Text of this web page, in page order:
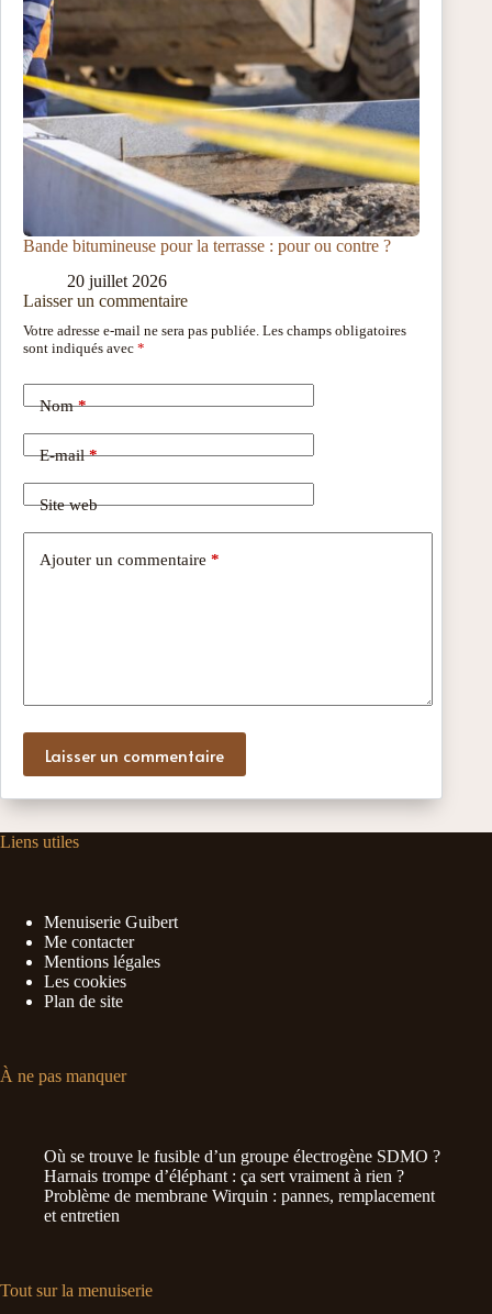
Bande bitumineuse pour la terrasse : pour ou contre ?
20 juillet 2026
Laisser un commentaire
Votre adresse e-mail ne sera pas publiée. Les champs obligatoires
sont indiqués avec *
Nom*
E-mail*
Site web
Ajouter un commentaire *
Laisser un commentaire
Liens utiles
Menuiserie Guibert
Me contacter
Mentions légales
Les cookies
Plan de site
À ne pas manquer
Où se trouve le fusible d’un groupe électrogène SDMO ?
Harnais trompe d’éléphant : ça sert vraiment à rien ?
Problème de membrane Wirquin : pannes, remplacement
et entretien
Tout sur la menuiserie